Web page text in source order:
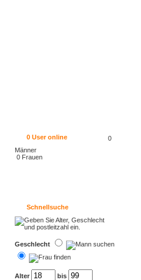
0User online
0
Männer
0 Frauen
Schnellsuche
Geschlecht
Alter bis